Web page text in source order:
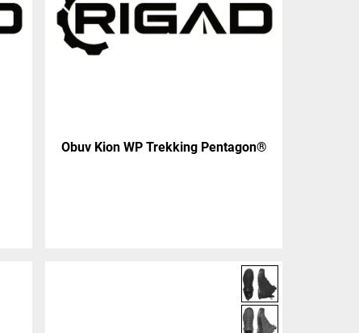
Obuv Kion WP Trekking Pentagon®